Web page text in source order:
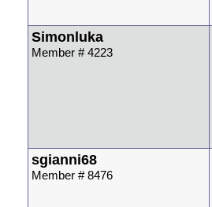
Simonluka
Member # 4223
sgianni68
Member # 8476